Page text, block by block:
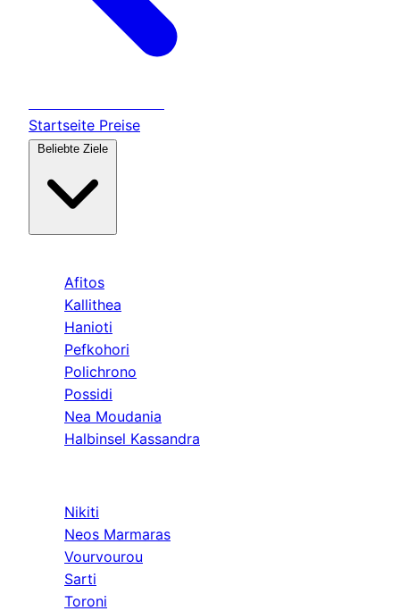
Startseite Preise
Afitos
Kallithea
Hanioti
Pefkohori
Polichrono
Possidi
Nea Moudania
Halbinsel Kassandra
Nikiti
Neos Marmaras
Vourvourou
Sarti
Toroni